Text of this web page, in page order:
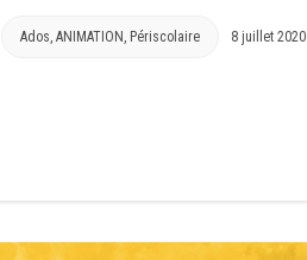
Ados,ANIMATION , Périscolaire 8 juillet 2020